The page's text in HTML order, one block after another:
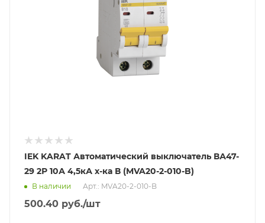
IEK KARAT Автоматический выключатель ВА47-
29 2Р 10А 4,5кА х-ка В (MVA20-2-010-B)
В наличии Арт.: MVA20-2-010-B
500.40 руб./шт